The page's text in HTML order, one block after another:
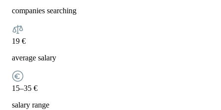
companies searching
19 €
average salary
15–35 €
salary range